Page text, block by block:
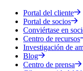
Portal del cliente
Portal de socios
Conviértase en
Centro de recursos
Investigación de
Blog
Centro de prensa